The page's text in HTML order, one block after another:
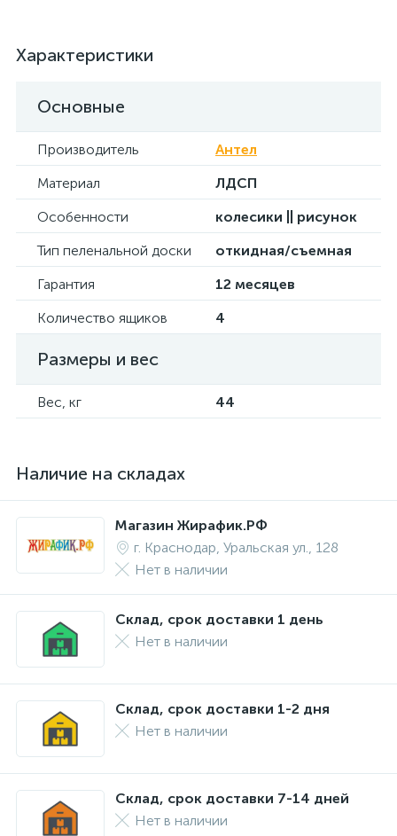
Характеристики
Основные
Производитель
Антел
Материал
ЛДСП
Особенности
колесики || рисунок
Тип пеленальной доски
откидная/съемная
Гарантия
12 месяцев
Количество ящиков
4
Размеры и вес
Вес, кг 44
Наличие на складах
Магазин Жирафик.РФ
г. Краснодар, Уральская ул., 128
Нет в наличии
Склад, срок доставки 1 день
Нет в наличии
Склад, срок доставки 1-2 дня
Нет в наличии
Склад, срок доставки 7-14 дней
Нет в наличии